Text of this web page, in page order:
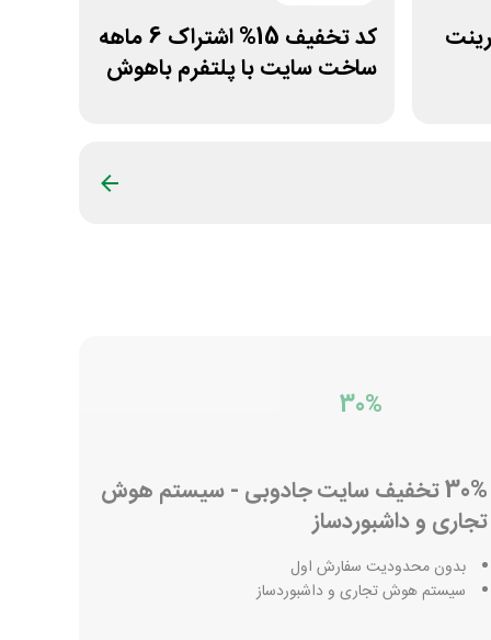
پرینت
کد تخفیف 15% اشتراک 6 ماهه
ساخت سایت با پلتفرم باهوش
30%
30% تخفیف سایت جادوبی - سیستم هوش
تجاری و داشبوردساز
بدون محدودیت سفارش اول
سیستم هوش تجاری و داشبوردساز